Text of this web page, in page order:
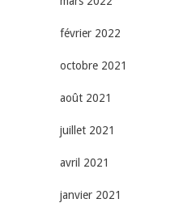
février 2022
octobre 2021
août 2021
juillet 2021
avril 2021
janvier 2021